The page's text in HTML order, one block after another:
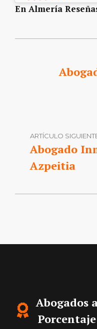
En Almería
ARTÍCULO
Abogado
Azpeitia
Abogados
Porcentaje